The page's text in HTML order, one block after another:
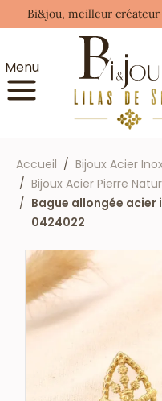
Bi&jou, meilleur
Menu
Accueil
Bijoux Acier
Bijoux Acier Pierre
Bague allongée
0424022